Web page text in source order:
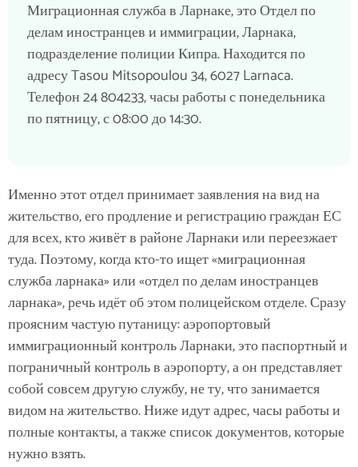
Миграционная служба в Ларнаке, это Отдел по
делам иностранцев и иммиграции, Ларнака,
подразделение полиции Кипра. Находится по
адресу Tasou Mitsopoulou 34, 6027 Larnaca.
Телефон 24 804233, часы работы с понедельника
по пятницу, с 08:00 до 14:30.
Именно этот отдел принимает заявления на вид на
жительство, его продление и регистрацию граждан ЕС
для всех, кто живёт в районе Ларнаки или переезжает
туда. Поэтому, когда кто-то ищет «миграционная
служба ларнака» или «отдел по делам иностранцев
ларнака», речь идёт об этом полицейском отделе. Сразу
проясним частую путаницу: аэропортовый
иммиграционный контроль Ларнаки, это паспортный и
пограничный контроль в аэропорту, а он представляет
собой совсем другую службу, не ту, что занимается
видом на жительство. Ниже идут адрес, часы работы и
полные контакты, а также список документов, которые
нужно взять.